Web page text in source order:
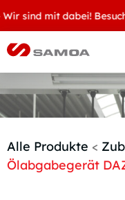
mit dabei!
Alle Produkte <
Ölabgabegerät